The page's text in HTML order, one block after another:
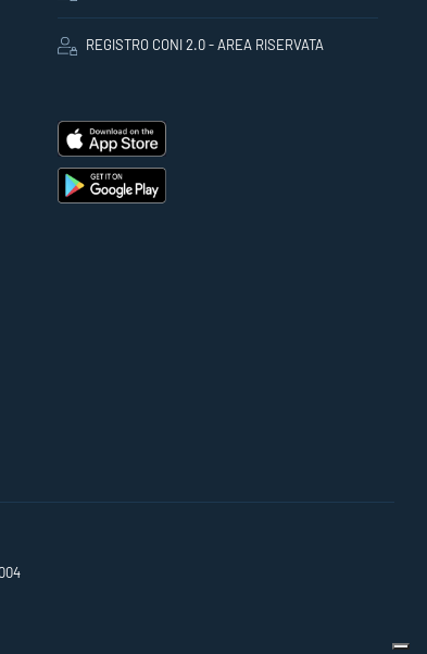
REGISTRO CONI 2.0 - AREA RISERVATA